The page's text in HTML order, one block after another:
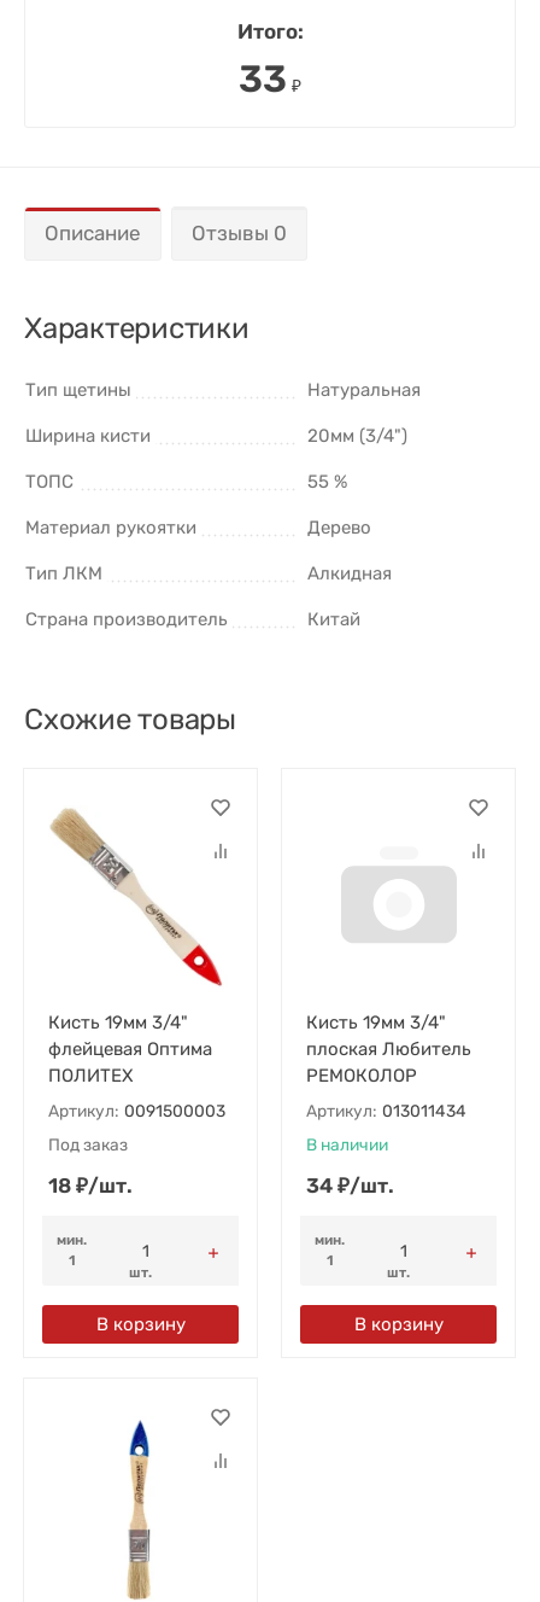
Итого:
33 ₽
Описание Отзывы 0
Характеристики
Тип щетины Натуральная
Ширина кисти 20мм (3/4")
ТОПС 55 %
Материал рукоятки Дерево
Тип ЛКМ Алкидная
Страна производитель Китай
Cхожие товары
Кисть 19мм 3/4"
флейцевая Оптима
ПОЛИТЕХ
Артикул: 0091500003
Под заказ
18 ₽/шт.
мин.
1
шт.
В корзину
Кисть 19мм 3/4"
плоская Любитель
РЕМОКОЛОР
Артикул: 013011434
В наличии
34 ₽/шт.
мин.
1
шт.
В корзину